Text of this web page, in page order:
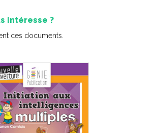
sur les émotions – Lectures
intéresse ?
ces documents.